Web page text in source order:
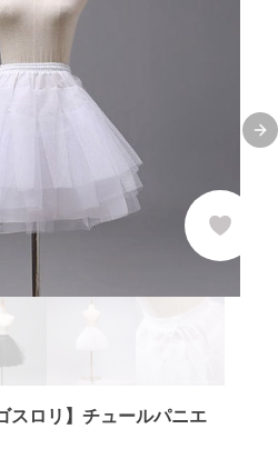
スロリ】チュールパニエ